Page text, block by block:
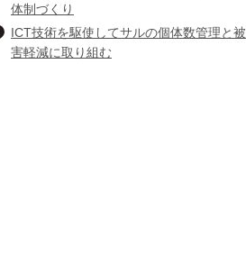
体制づくり
ICT技術を駆使してサルの個体数管理と被
害軽減に取り組む